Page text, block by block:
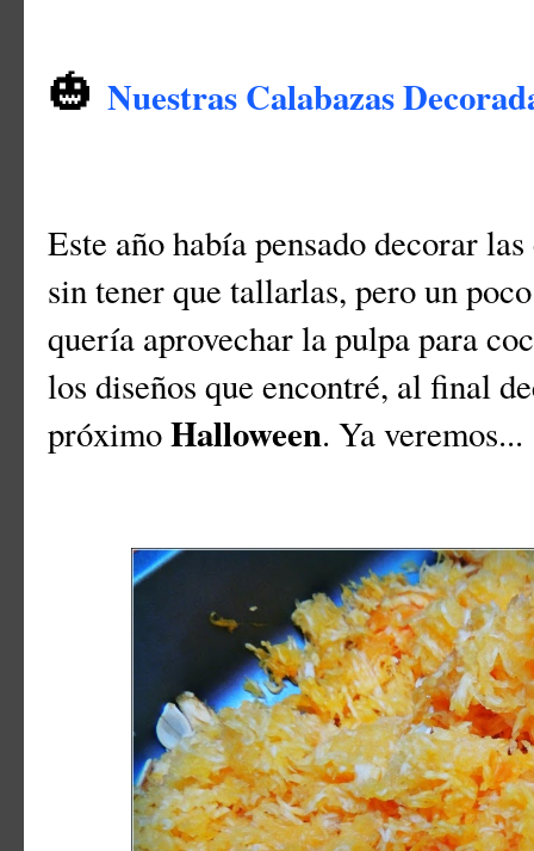
🎃 Nuestras Calabazas
Este año había pensado decorar
sin tener que tallarlas, pero un
quería aprovechar la pulpa para
los diseños que encontré, al final
próximoHalloween. Ya veremos...